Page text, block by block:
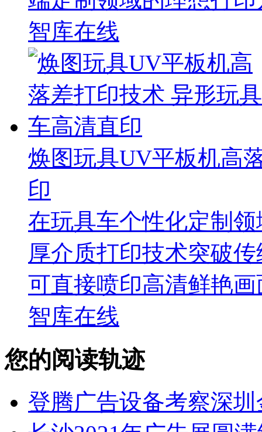
智库在线
焕图玩具UV平板机高
印
在玩具车个性化定制
厚介质打印技术突破
可直接喷印高清鲜艳画
智库在线
您的阅读轨迹
登腾广告设备考察深